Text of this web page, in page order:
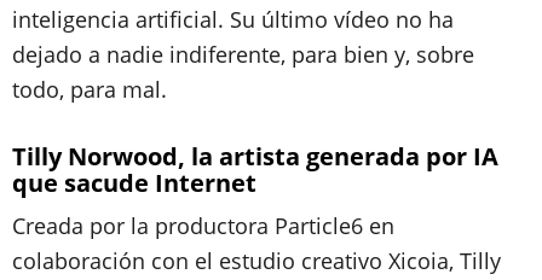
inteligencia artificial. Su último vídeo no ha
dejado a nadie indiferente, para bien y, sobre
todo, para mal.
Tilly Norwood, la artista generada por IA
que sacude Internet
Creada por la productora Particle6 en
colaboración con el estudio creativo Xicoia, Tilly